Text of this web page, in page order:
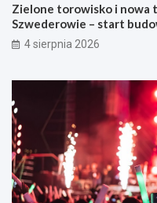
Zielone torowisko i nowa
Szwederowie – start
4 sierpnia 2026